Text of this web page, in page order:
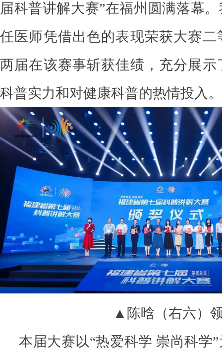
届科普讲解大赛”在福州圆满落幕
任医师凭借出色的表现荣获大赛二
两届在该赛事斩获佳绩，充分展示
科普实力和对健康科普的热情投入。
▲陈晗（右六）
本届大赛以“热爱科学 崇尚科学